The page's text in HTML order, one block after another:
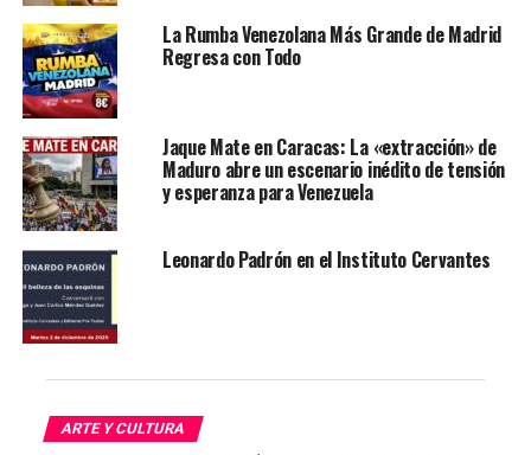
El grupo venezolano pasará por varias ciudades/Cortesía
La Rumba Venezolana Más Grande de Madrid
Regresa con Todo
Jaque Mate en Caracas: La «extracción» de
Maduro abre un escenario inédito de tensión
y esperanza para Venezuela
Leonardo Padrón en el Instituto Cervantes
ARTE Y CULTURA